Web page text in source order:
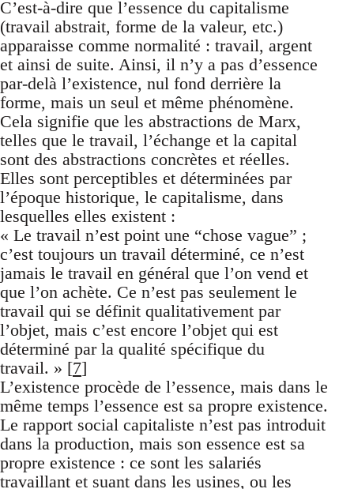
C’est-à-dire que l’essence du capitalisme
(travail abstrait, forme de la valeur, etc.)
apparaisse comme normalité : travail, argent
et ainsi de suite. Ainsi, il n’y a pas d’essence
par-delà l’existence, nul fond derrière la
forme, mais un seul et même phénomène.
Cela signifie que les abstractions de Marx,
telles que le travail, l’échange et la capital
sont des abstractions concrètes et réelles.
Elles sont perceptibles et déterminées par
l’époque historique, le capitalisme, dans
lesquelles elles existent :
« Le travail n’est point une “chose vague” ;
c’est toujours un travail déterminé, ce n’est
jamais le travail en général que l’on vend et
que l’on achète. Ce n’est pas seulement le
travail qui se définit qualitativement par
l’objet, mais c’est encore l’objet qui est
déterminé par la qualité spécifique du
travail. » [7]
L’existence procède de l’essence, mais dans le
même temps l’essence est sa propre existence.
Le rapport social capitaliste n’est pas introduit
dans la production, mais son essence est sa
propre existence : ce sont les salariés
travaillant et suant dans les usines, ou les